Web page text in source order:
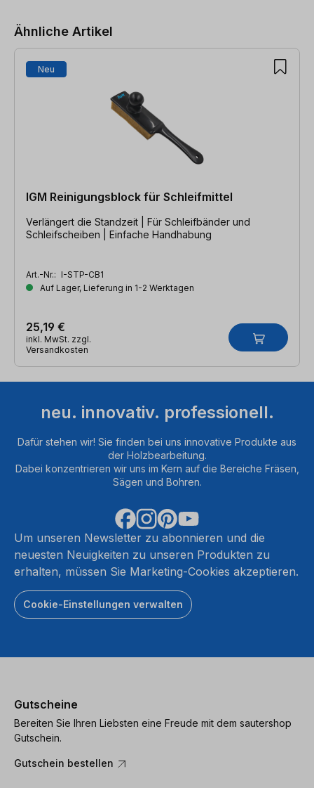
Ähnliche Artikel
Neu
IGM Reinigungsblock für Schleifmittel
Verlängert die Standzeit | Für Schleifbänder und
Schleifscheiben | Einfache Handhabung
Art.-Nr.: I-STP-CB1
Auf Lager, Lieferung in 1-2 Werktagen
25,19 €
inkl. MwSt. zzgl.
Versandkosten
neu. innovativ. professionell.
Dafür stehen wir! Sie finden bei uns innovative Produkte aus
der Holzbearbeitung.
Dabei konzentrieren wir uns im Kern auf die Bereiche Fräsen,
Sägen und Bohren.
Um unseren Newsletter zu abonnieren und die
neuesten Neuigkeiten zu unseren Produkten zu
erhalten, müssen Sie Marketing-Cookies akzeptieren.
Cookie-Einstellungen verwalten
Gutscheine
Bereiten Sie Ihren Liebsten eine Freude mit dem sautershop
Gutschein.
Gutschein bestellen